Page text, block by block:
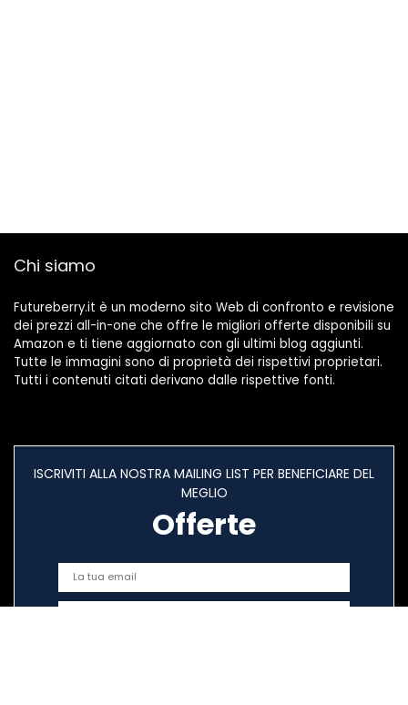
Chi siamo
Futureberry.it è un moderno sito Web di confronto e revisione
dei prezzi all-in-one che offre le migliori offerte disponibili su
Amazon e ti tiene aggiornato con gli ultimi blog aggiunti.
Tutte le immagini sono di proprietà dei rispettivi proprietari.
Tutti i contenuti citati derivano dalle rispettive fonti.
ISCRIVITI ALLA NOSTRA MAILING LIST PER BENEFICIARE DEL
MEGLIO
Offerte